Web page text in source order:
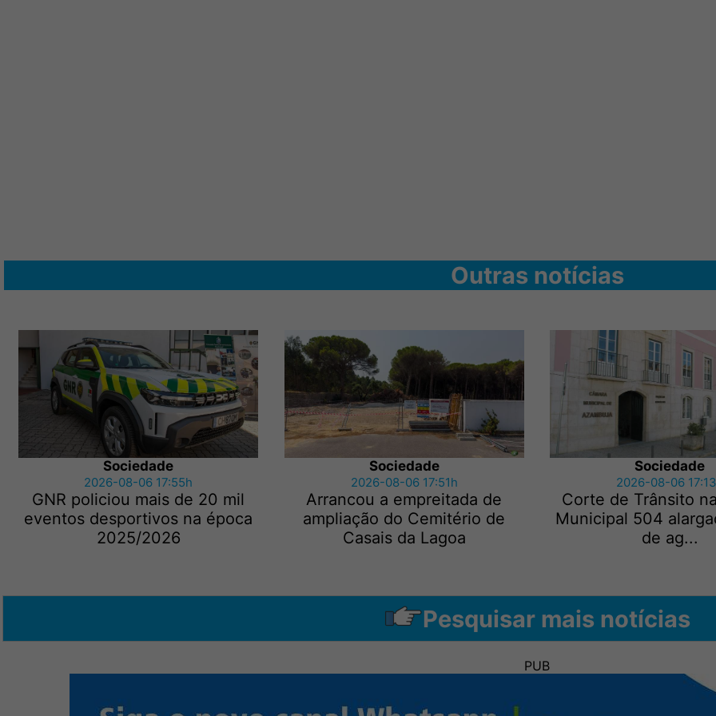
Outras notícias
Sociedade
2026-08-06 17:55h
GNR policiou mais de 20 mil
eventos desportivos na época
2025/2026
Sociedade
2026-08-06 17:51h
Arrancou a empreitada de
ampliação do Cemitério de
Casais da Lagoa
Sociedade
2026-08-06
Corte de Trânsito
Municipal 504
de ag...
Pesquisar mais notícias
PUB